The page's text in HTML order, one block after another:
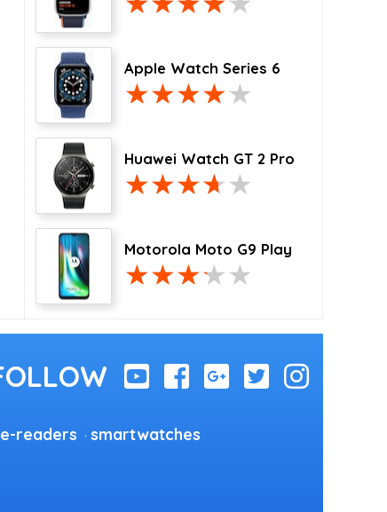
Apple Watch Series 6
Huawei Watch GT 2 Pro
Motorola Moto G9 Play
e-readers smartwatches